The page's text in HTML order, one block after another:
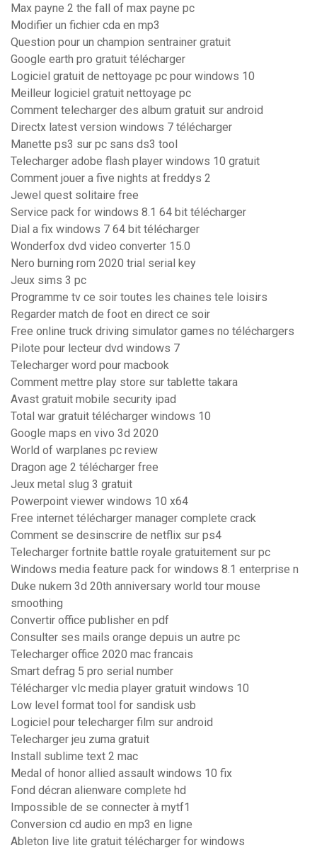
Max payne 2 the fall of max payne pc
Modifier un fichier cda en mp3
Question pour un champion sentrainer gratuit
Google earth pro gratuit télécharger
Logiciel gratuit de nettoyage pc pour windows 10
Meilleur logiciel gratuit nettoyage pc
Comment telecharger des album gratuit sur android
Directx latest version windows 7 télécharger
Manette ps3 sur pc sans ds3 tool
Telecharger adobe flash player windows 10 gratuit
Comment jouer a five nights at freddys 2
Jewel quest solitaire free
Service pack for windows 8.1 64 bit télécharger
Dial a fix windows 7 64 bit télécharger
Wonderfox dvd video converter 15.0
Nero burning rom 2020 trial serial key
Jeux sims 3 pc
Programme tv ce soir toutes les chaines tele loisirs
Regarder match de foot en direct ce soir
Free online truck driving simulator games no téléchargers
Pilote pour lecteur dvd windows 7
Telecharger word pour macbook
Comment mettre play store sur tablette takara
Avast gratuit mobile security ipad
Total war gratuit télécharger windows 10
Google maps en vivo 3d 2020
World of warplanes pc review
Dragon age 2 télécharger free
Jeux metal slug 3 gratuit
Powerpoint viewer windows 10 x64
Free internet télécharger manager complete crack
Comment se desinscrire de netflix sur ps4
Telecharger fortnite battle royale gratuitement sur pc
Windows media feature pack for windows 8.1 enterprise n
Duke nukem 3d 20th anniversary world tour mouse
smoothing
Convertir office publisher en pdf
Consulter ses mails orange depuis un autre pc
Telecharger office 2020 mac francais
Smart defrag 5 pro serial number
Télécharger vlc media player gratuit windows 10
Low level format tool for sandisk usb
Logiciel pour telecharger film sur android
Telecharger jeu zuma gratuit
Install sublime text 2 mac
Medal of honor allied assault windows 10 fix
Fond décran alienware complete hd
Impossible de se connecter à mytf1
Conversion cd audio en mp3 en ligne
Ableton live lite gratuit télécharger for windows